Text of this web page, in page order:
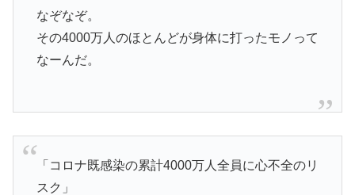
なぞなぞ。
その4000万人のほとんどが身体に打ったモノって
なーんだ。
「コロナ既感染の累計4000万人全員に心不全のリ
スク」